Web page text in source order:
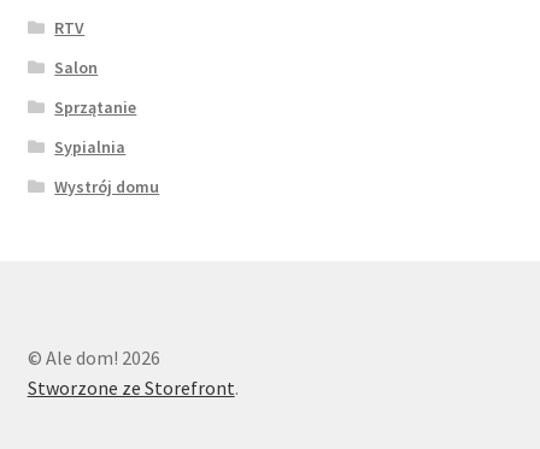
RTV
Salon
Sprzątanie
Sypialnia
Wystrój domu
© Ale dom! 2026
Stworzone ze Storefront.